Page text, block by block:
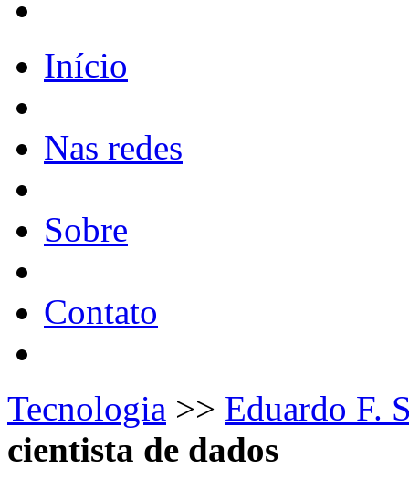
Início
Nas redes
Sobre
Contato
Tecnologia >> Eduardo F.
cientista de dados